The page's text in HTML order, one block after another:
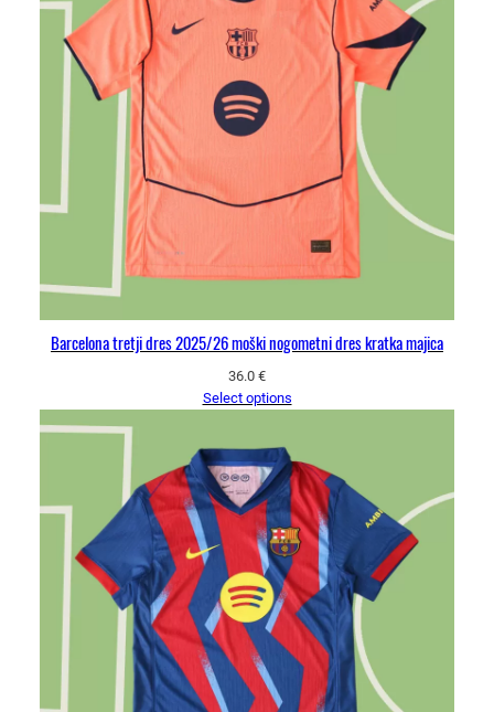
Barcelona tretji dres 2025/26 moški nogometni dres kratka majica
36.0 €
Select options